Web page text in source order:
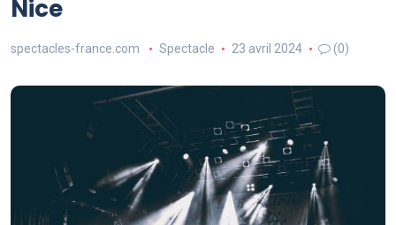
Nice
spectacles-france.com Spectacle 23 avril 2024 (0)